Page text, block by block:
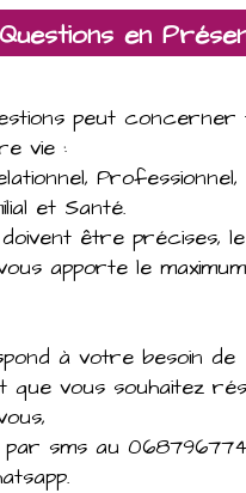
en
peut concerner
vie :
Professionnel,
et Santé.
être précises,
apporte le
à votre besoin de
que vous souhaitez
sms au